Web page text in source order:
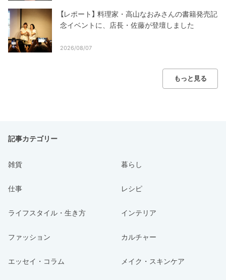
【レポート】 料理家・高山なおみさんの書籍発売記
念イベントに、店長・佐藤が登壇しました
2026/08/07
もっと見る
記事カテゴリー
雑貨 暮らし
仕事 レシピ
ライフスタイル・生き方 インテリア
ファッション カルチャー
エッセイ・コラム メイク・スキンケア